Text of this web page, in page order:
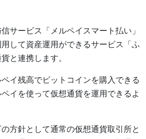
サービス「メルペイスマート払い」
して資産運用ができるサービス「ふ
と連携します。
イ残高でビットコインを購入できる
イを使って仮想通貨を運用できるよ
方針として通常の仮想通貨取引所と